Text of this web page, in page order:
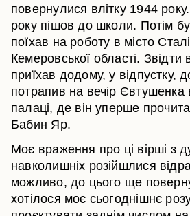
повернулися влітку 1944
року пішов до школи. Потім
поїхав на роботу в місто
Кемеровської області. Звідти
приїхав додому, у відпустку,
потрапив на вечір
палаці, де він уперше
Бабин Яр.
Моє враження про ці вірші з
навколишніх розійшлися
можливо, до цього ще
хотілося моє сьогоднішнє